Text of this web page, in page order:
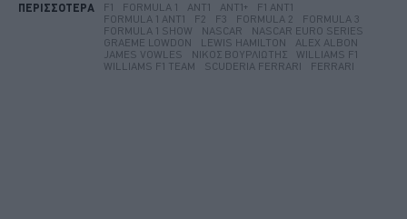
ΠΕΡΙΣΣΟΤΕΡΑ F1 FORMULA 1 ANT1 ANT1+
F1 ANT1
FORMULA 1 ANT1
F2 F3 FORMULA 2
FORMULA 3
FORMULA 1 SHOW
NASCAR
NASCAR EURO SERIES
GRAEME LOWDON
LEWIS HAMILTON
ALEX ALBON
JAMES VOWLES
ΝΊΚΟΣ ΒΟΥΡΛΙΏΤΗΣ
WILLIAMS F1
WILLIAMS F1 TEAM
SCUDERIA FERRARI FERRARI